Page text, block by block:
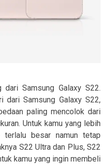
dari Samsung Galaxy S22.
dari Samsung Galaxy S22,
paling mencolok dari
Untuk kamu yang lebih
besar namun tetap
S22 Ultra dan Plus, S22
kamu yang ingin membeli